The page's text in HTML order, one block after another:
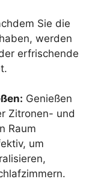
Sie die
werden
erfrischende
Genießen
Zitronen- und
Raum
um